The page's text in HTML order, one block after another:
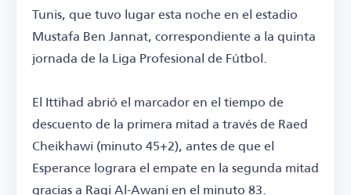
Tunis, que tuvo lugar esta noche en el estadio
Mustafa Ben Jannat, correspondiente a la quinta
jornada de la Liga Profesional de Fútbol.
El Ittihad abrió el marcador en el tiempo de
descuento de la primera mitad a través de Raed
Cheikhawi (minuto 45+2), antes de que el
Esperance lograra el empate en la segunda mitad
gracias a Raqi Al-Awani en el minuto 83.